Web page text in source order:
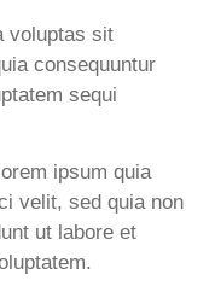
voluptas sit
consequuntur
sequi
ipsum quia
velit, sed quia non
ut labore et